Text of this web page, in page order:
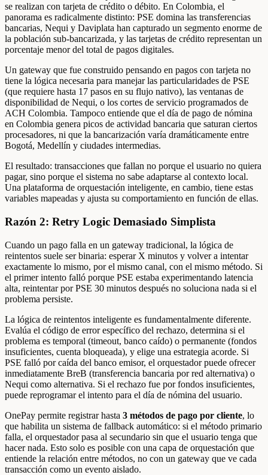
se realizan con tarjeta de crédito o débito. En Colombia, el
panorama es radicalmente distinto: PSE domina las transferencias
bancarias, Nequi y Daviplata han capturado un segmento enorme de
la población sub-bancarizada, y las tarjetas de crédito representan un
porcentaje menor del total de pagos digitales.
Un gateway que fue construido pensando en pagos con tarjeta no
tiene la lógica necesaria para manejar las particularidades de PSE
(que requiere hasta 17 pasos en su flujo nativo), las ventanas de
disponibilidad de Nequi, o los cortes de servicio programados de
ACH Colombia. Tampoco entiende que el día de pago de nómina
en Colombia genera picos de actividad bancaria que saturan ciertos
procesadores, ni que la bancarización varía dramáticamente entre
Bogotá, Medellín y ciudades intermedias.
El resultado: transacciones que fallan no porque el usuario no quiera
pagar, sino porque el sistema no sabe adaptarse al contexto local.
Una plataforma de orquestación inteligente, en cambio, tiene estas
variables mapeadas y ajusta su comportamiento en función de ellas.
Razón 2: Retry Logic Demasiado Simplista
Cuando un pago falla en un gateway tradicional, la lógica de
reintentos suele ser binaria: esperar X minutos y volver a intentar
exactamente lo mismo, por el mismo canal, con el mismo método. Si
el primer intento falló porque PSE estaba experimentando latencia
alta, reintentar por PSE 30 minutos después no soluciona nada si el
problema persiste.
La lógica de reintentos inteligente es fundamentalmente diferente.
Evalúa el código de error específico del rechazo, determina si el
problema es temporal (timeout, banco caído) o permanente (fondos
insuficientes, cuenta bloqueada), y elige una estrategia acorde. Si
PSE falló por caída del banco emisor, el orquestador puede ofrecer
inmediatamente BreB (transferencia bancaria por red alternativa) o
Nequi como alternativa. Si el rechazo fue por fondos insuficientes,
puede reprogramar el intento para el día de nómina del usuario.
OnePay permite registrar hasta 3 métodos de pago por cliente, lo
que habilita un sistema de fallback automático: si el método primario
falla, el orquestador pasa al secundario sin que el usuario tenga que
hacer nada. Esto solo es posible con una capa de orquestación que
entiende la relación entre métodos, no con un gateway que ve cada
transacción como un evento aislado.